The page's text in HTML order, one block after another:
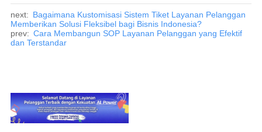
next: Bagaimana Kustomisasi Sistem Tiket Layanan Pelanggan
Memberikan Solusi Fleksibel bagi Bisnis Indonesia?
prev: Cara Membangun SOP Layanan Pelanggan yang Efektif
dan Terstandar